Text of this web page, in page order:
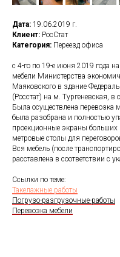
Дата: 19.06.2019 г.
Клиент: РосСтат
Категория: Переезд офиса
с 4-го по 19-е июня 2019 года
мебели Министерства
Маяковского в здание
(Росстат) на м. Тургеневская,
Была осуществлена перевозка
была разобрана и полностью
проекционные экраны
метровые столы для
Вся мебель (после
расставлена в соответствии с
Ссылки по теме:
Такелажные работы
Погрузо-разгрузочные-работы
Перевозка мебели